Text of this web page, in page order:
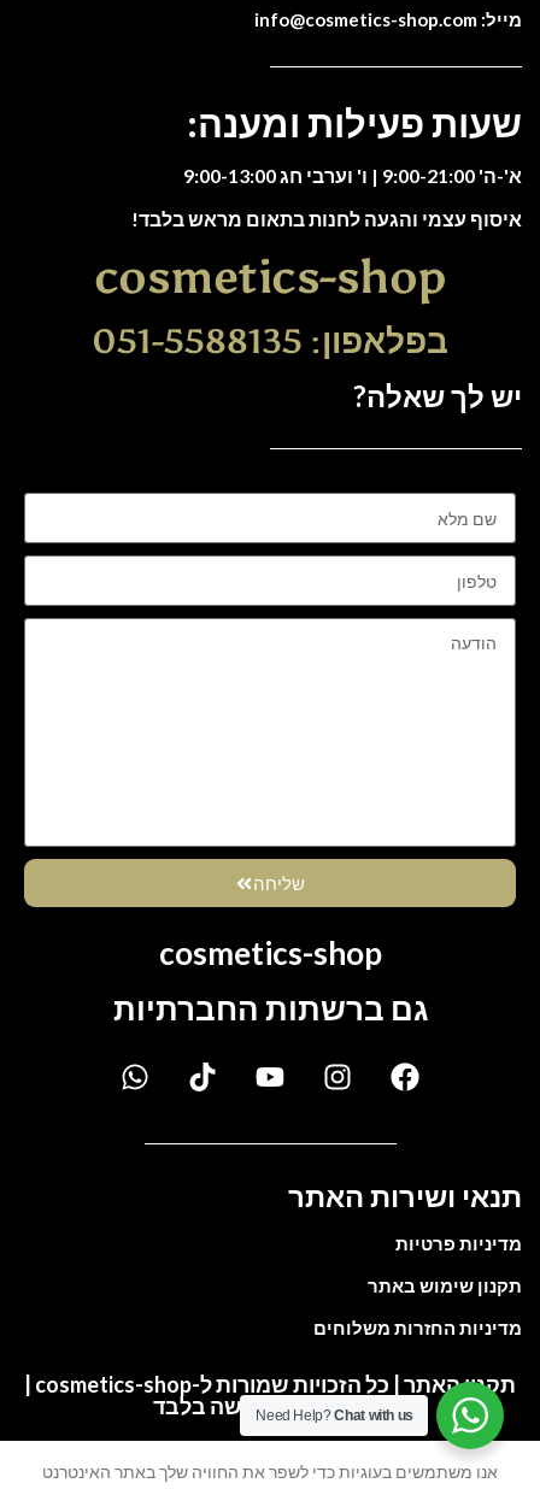
מייל: info@cosmetics-shop.com
שעות פעילות ומענה:
א'-ה' 9:00-21:00 | ו' וערבי חג 9:00-13:00
איסוף עצמי והגעה לחנות בתאום מראש בלבד!
cosmetics-shop
בפלאפון: 051-5588135
יש לך שאלה?
שליחה
cosmetics-shop
גם ברשתות החברתיות
תנאי ושירות האתר
מדיניות פרטיות
תקנון שימוש באתר
מדיניות החזרות משלוחים
התמונות להמחשה בלבד
אנו משתמשים בעוגיות כדי לשפר את החוויה שלך באתר האינטרנט
Need Help?Chat with us